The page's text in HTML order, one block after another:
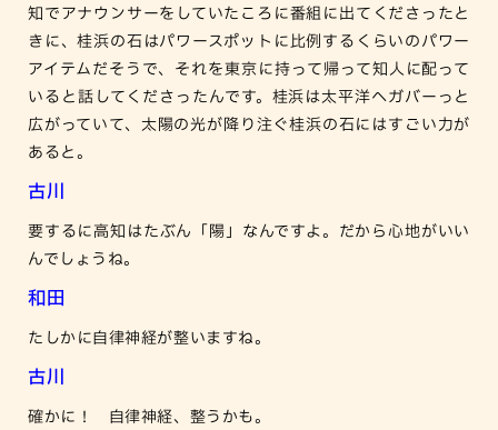
知でアナウンサーをしていたころに番組に出てくださったと
きに、桂浜の石はパワースポットに比例するくらいのパワー
アイテムだそうで、それを東京に持って帰って知人に配って
いると話してくださったんです。桂浜は太平洋へガバーっと
広がっていて、太陽の光が降り注ぐ桂浜の石にはすごい力が
あると。
古川
要するに高知はたぶん「陽」なんですよ。だから心地がいい
んでしょうね。
和田
たしかに自律神経が整いますね。
古川
確かに！ 自律神経、整うかも。